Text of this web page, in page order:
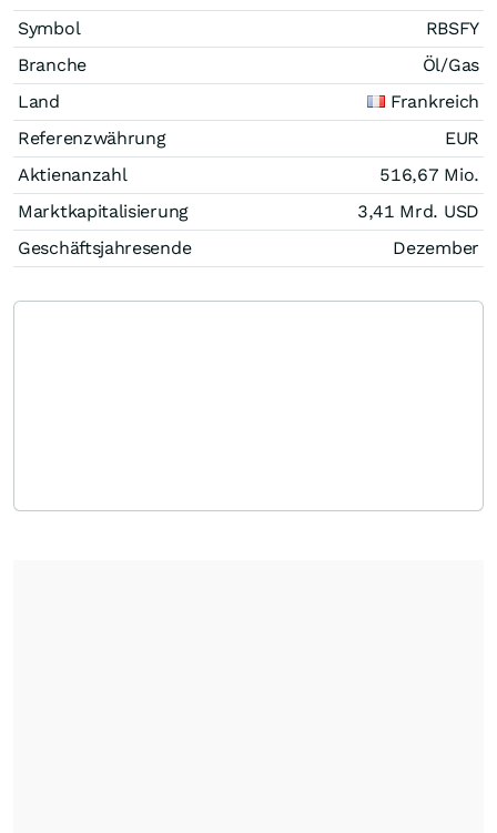
Symbol
RBSFY
Branche
Öl/Gas
Land
Frankreich
Referenzwährung
EUR
Aktienanzahl
516,67 Mio.
Marktkapitalisierung
3,41 Mrd. USD
Geschäftsjahresende
Dezember